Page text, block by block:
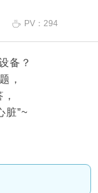
备？
，
脏”~
ꄘ PV： 294